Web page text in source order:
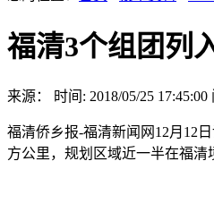
福清3个组团列
来源： 时间: 2018/05/25 17:45:00
福清侨乡报-福清新闻网12月12
方公里，规划区域近一半在福清